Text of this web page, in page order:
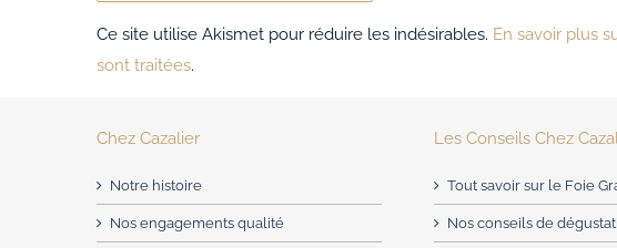
Ce site utilise Akismet pour réduire les indésirables. En savoir plus
sont traitées.
Chez Cazalier
Notre histoire
Nos engagements qualité
Les Conseils Chez
Tout savoir sur le Foie
Nos conseils de